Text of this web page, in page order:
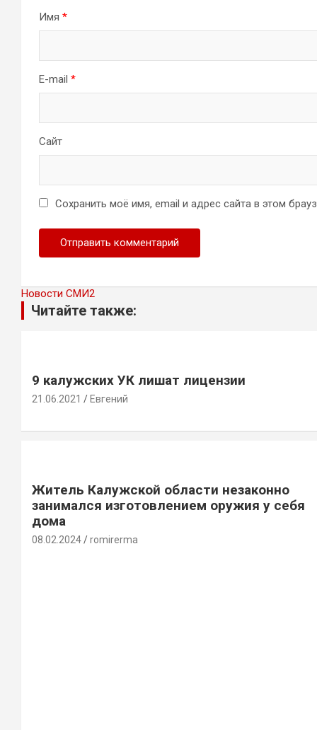
Имя *
E-mail *
Сайт
Сохранить моё имя, email и адрес сайта в этом
Новости СМИ2
Читайте также:
9 калужских УК лишат лицензии
21.06.2021 Евгений
Житель Калужской области незаконно
занимался изготовлением оружия у себя
дома
08.02.2024 romirerma